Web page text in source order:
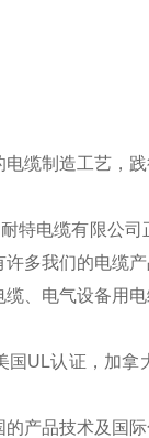
缆制造工艺，
特电缆有限公
多我们的电缆产
、电气设备用
UL认证，加
产品技术及国际